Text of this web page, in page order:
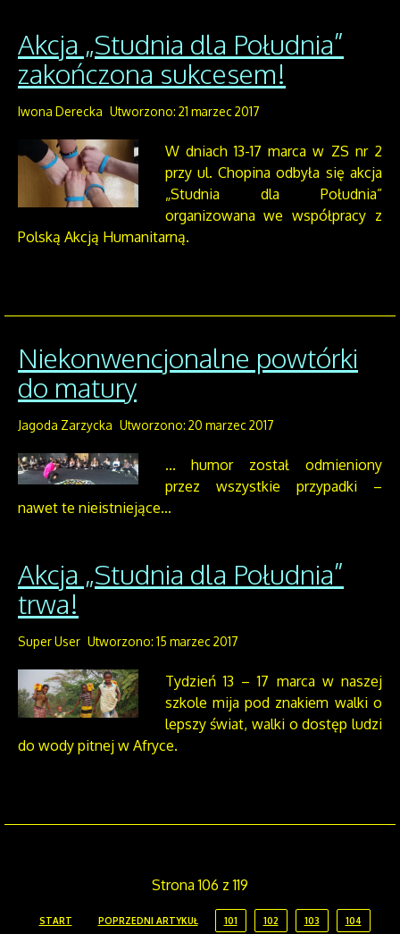
Akcja „Studnia dla Południa”
zakończona sukcesem!
Iwona Derecka Utworzono: 21 marzec 2017
W dniach 13-17 marca w ZS nr 2
przy ul. Chopina odbyła się akcja
„Studnia dla Południa”
organizowana we współpracy z
Polską Akcją Humanitarną.
Niekonwencjonalne powtórki
do matury
Jagoda Zarzycka Utworzono: 20 marzec 2017
... humor został odmieniony
przez wszystkie przypadki –
nawet te nieistniejące...
Akcja „Studnia dla Południa”
trwa!
Super User Utworzono: 15 marzec 2017
Tydzień 13 – 17 marca w naszej
szkole mija pod znakiem walki o
lepszy świat, walki o dostęp ludzi
do wody pitnej w Afryce.
Strona 106 z 119
START POPRZEDNI ARTYKUŁ 101 102 103 104